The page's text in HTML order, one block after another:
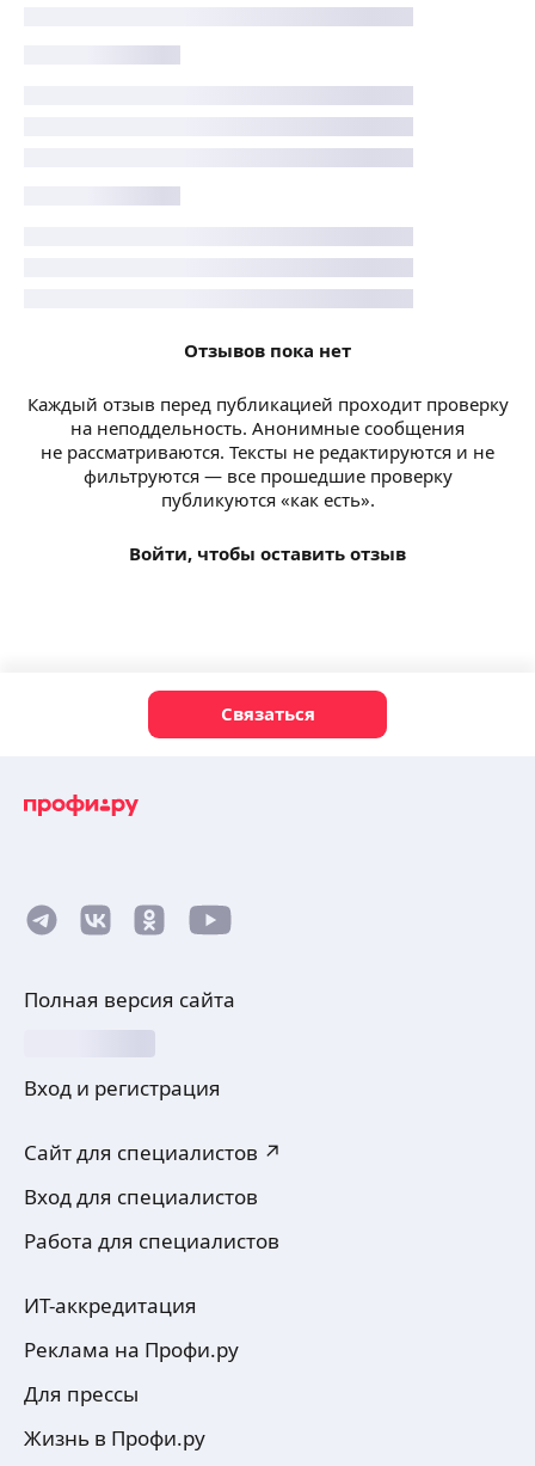
Отзывов пока нет
Каждый отзыв перед публикацией проходит проверку
на неподдельность. Анонимные сообщения
не рассматриваются. Тексты не редактируются и не
фильтруются — все прошедшие проверку
публикуются «как есть».
Войти, чтобы оставить отзыв
Связаться
Полная версия сайта
Вход и регистрация
Сайт для специалистов ↗
Вход для специалистов
Работа для специалистов
ИТ-аккредитация
Реклама на Профи.ру
Для прессы
Жизнь в Профи.ру